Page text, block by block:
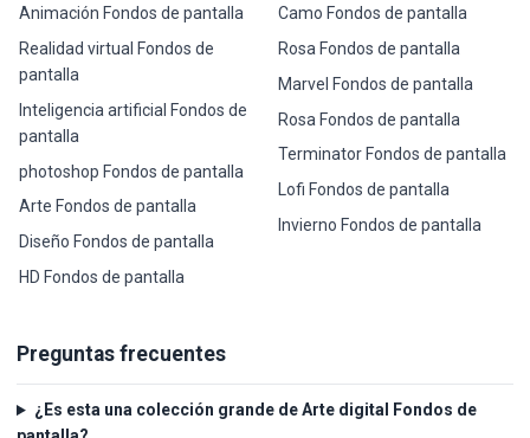
Animación Fondos de pantalla
Realidad virtual Fondos de
pantalla
Inteligencia artificial Fondos de
pantalla
photoshop Fondos de pantalla
Arte Fondos de pantalla
Diseño Fondos de pantalla
HD Fondos de pantalla
Camo Fondos de pantalla
Rosa Fondos de pantalla
Marvel Fondos de pantalla
Rosa Fondos de pantalla
Terminator Fondos de pantalla
Lofi Fondos de pantalla
Invierno Fondos de pantalla
Preguntas frecuentes
¿Es esta una colección grande de Arte digital Fondos de